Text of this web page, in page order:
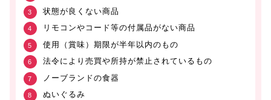
状態が良くない商品
リモコンやコード等の付属品がない商品
使用（賞味）期限が半年以内のもの
法令により売買や所持が禁止されているもの
ノーブランドの食器
ぬいぐるみ